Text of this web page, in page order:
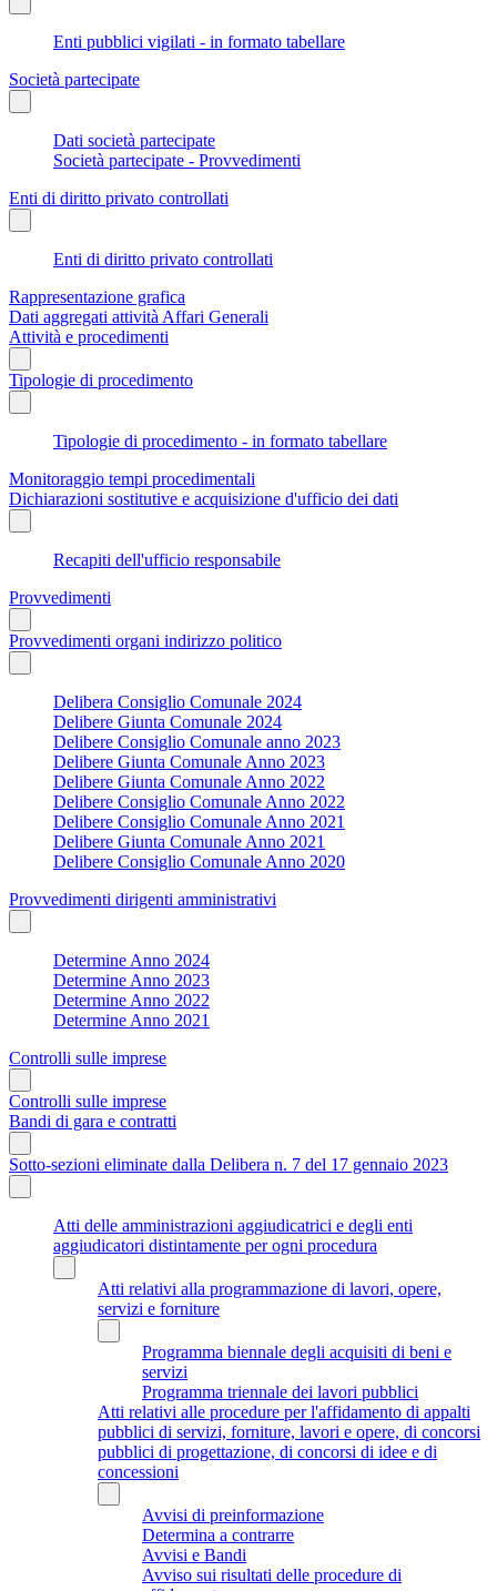
Enti pubblici vigilati - in formato tabellare
Società partecipate
Dati società partecipate
Società partecipate - Provvedimenti
Enti di diritto privato controllati
Enti di diritto privato controllati
Rappresentazione grafica
Dati aggregati attività Affari Generali
Attività e procedimenti
Tipologie di procedimento
Tipologie di procedimento - in formato tabellare
Monitoraggio tempi procedimentali
Dichiarazioni sostitutive e acquisizione d'ufficio dei dati
Recapiti dell'ufficio responsabile
Provvedimenti
Provvedimenti organi indirizzo politico
Delibera Consiglio Comunale 2024
Delibere Giunta Comunale 2024
Delibere Consiglio Comunale anno 2023
Delibere Giunta Comunale Anno 2023
Delibere Giunta Comunale Anno 2022
Delibere Consiglio Comunale Anno 2022
Delibere Consiglio Comunale Anno 2021
Delibere Giunta Comunale Anno 2021
Delibere Consiglio Comunale Anno 2020
Provvedimenti dirigenti amministrativi
Determine Anno 2024
Determine Anno 2023
Determine Anno 2022
Determine Anno 2021
Controlli sulle imprese
Controlli sulle imprese
Bandi di gara e contratti
Sotto-sezioni eliminate dalla Delibera n. 7 del 17 gennaio 2023
Atti delle amministrazioni aggiudicatrici e degli enti
aggiudicatori distintamente per ogni procedura
Atti relativi alla programmazione di lavori, opere,
servizi e forniture
Programma biennale degli acquisiti di beni e
servizi
Programma triennale dei lavori pubblici
Atti relativi alle procedure per l'affidamento di appalti
pubblici di servizi, forniture, lavori e opere, di concorsi
pubblici di progettazione, di concorsi di idee e di
concessioni
Avvisi di preinformazione
Determina a contrarre
Avvisi e Bandi
Avviso sui risultati delle procedure di